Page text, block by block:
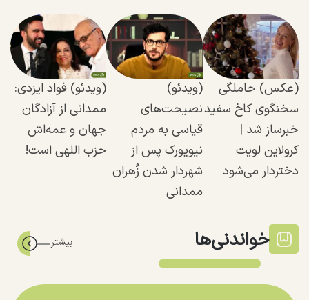
(عکس) حاملگی
سخنگوی کاخ سفید
خبرساز شد |
کرولاین لویت
دختردار می‌شود
(ویدئو)
نصیحت‌های
قیاسی به مردم
نیویورک پس از
شهردار شدن زُهران
ممدانی
(ویدئو) فواد ایزدی:
ممدانی از آزادگان
جهان و عمه‌اش
حزب اللهی است!
خواندنی‌ها